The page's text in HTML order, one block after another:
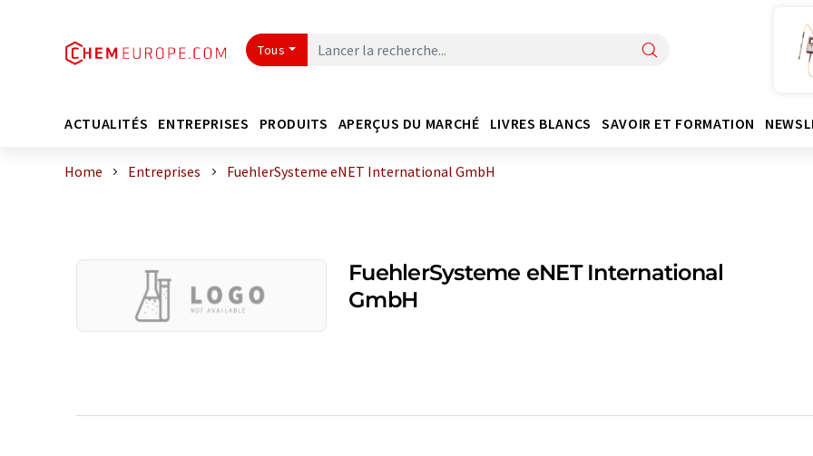
Tous
ACTUALITÉS ENTREPRISES PRODUITS APERÇUS DU MARCHÉ LIVRES BLANCS SAVOIR ET FORMATION
Home Entreprises FuehlerSysteme eNET International GmbH
FuehlerSysteme eNET International
GmbH